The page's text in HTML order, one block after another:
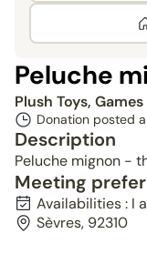
Peluche
Plush Toys,
Donation posted
Description
Peluche mignon -
Meeting
Availabilities : I
Sèvres, 92310